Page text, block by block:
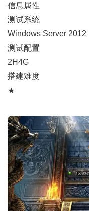
信息属性
测试系统
Windows Server 2012
测试配置
2H4G
搭建难度
★